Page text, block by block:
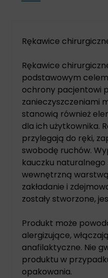
Rękawice
Rękawice
podstawowym
ochrony pacjentowi
zanieczyszczeniami
stanowią również
dla ich użytkownika.
przylegają do ręki,
swobodę ruchów.
kauczku
wewnętrzną
zakładanie i
zostały stworzone,
Produkt może
alergizujące,
anafilaktyczne. Nie
produktu w
opakowania.